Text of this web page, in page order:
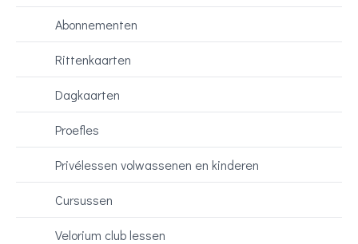
Abonnementen
Rittenkaarten
Dagkaarten
Proefles
Privélessen volwassenen en kinderen
Cursussen
Velorium club lessen